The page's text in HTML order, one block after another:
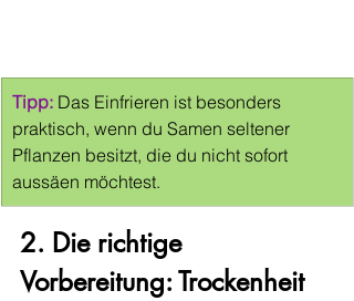
Tipp: Das Einfrieren ist besonders
praktisch, wenn du Samen seltener
Pflanzen besitzt, die du nicht sofort
aussäen möchtest.
2. Die richtige
Vorbereitung: Trockenheit